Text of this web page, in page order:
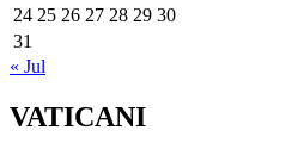
24 25 26 27 28 29 30
31
« Jul
VATICANI